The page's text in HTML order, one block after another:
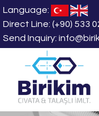
Language:
Direct Line: (+90) 533
Send Inquiry: